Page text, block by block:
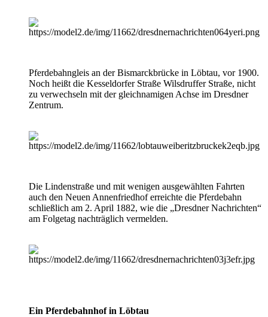
Pferdebahngleis an der Bismarckbrücke in Löbtau, vor 1900.
Noch heißt die Kesseldorfer Straße Wilsdruffer Straße, nicht
zu verwechseln mit der gleichnamigen Achse im Dresdner
Zentrum.
Die Lindenstraße und mit wenigen ausgewählten Fahrten
auch den Neuen Annenfriedhof erreichte die Pferdebahn
schließlich am 2. April 1882, wie die „Dresdner Nachrichten“
am Folgetag nachträglich vermelden.
Ein Pferdebahnhof in Löbtau